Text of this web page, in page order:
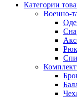
Категории
Военно-